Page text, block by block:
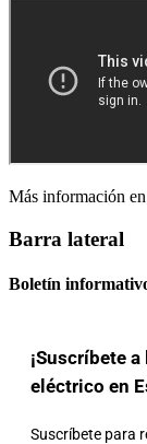
Más información
Barra lateral
Boletín
¡Suscríbete
eléctrico en
Suscríbete para